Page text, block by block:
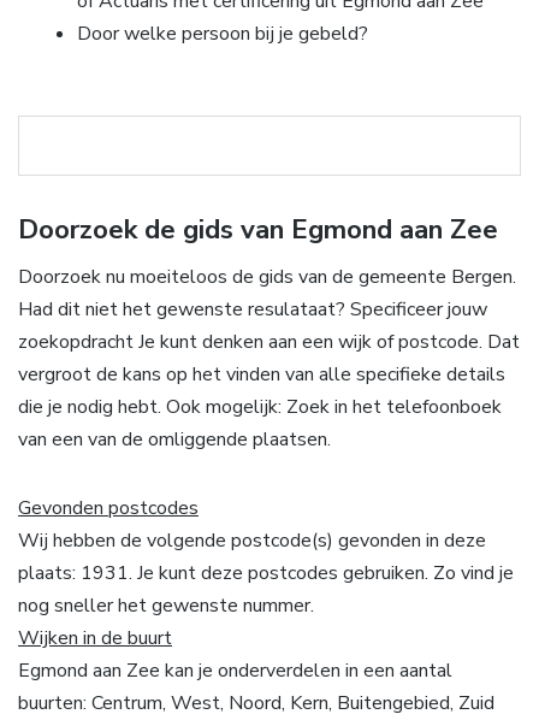
Door welke persoon bij je gebeld?
Doorzoek de gids van Egmond aan Zee
Doorzoek nu moeiteloos de gids van de gemeente Bergen.
Had dit niet het gewenste resulataat? Specificeer jouw
zoekopdracht Je kunt denken aan een wijk of postcode. Dat
vergroot de kans op het vinden van alle specifieke details
die je nodig hebt. Ook mogelijk: Zoek in het telefoonboek
van een van de omliggende plaatsen.
Gevonden postcodes
Wij hebben de volgende postcode(s) gevonden in deze
plaats: 1931. Je kunt deze postcodes gebruiken. Zo vind je
nog sneller het gewenste nummer.
Wijken in de buurt
Egmond aan Zee kan je onderverdelen in een aantal
buurten: Centrum, West, Noord, Kern, Buitengebied, Zuid